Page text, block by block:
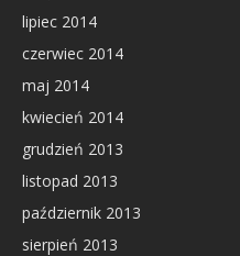
lipiec 2014
czerwiec 2014
maj 2014
kwiecień 2014
grudzień 2013
listopad 2013
październik 2013
sierpień 2013